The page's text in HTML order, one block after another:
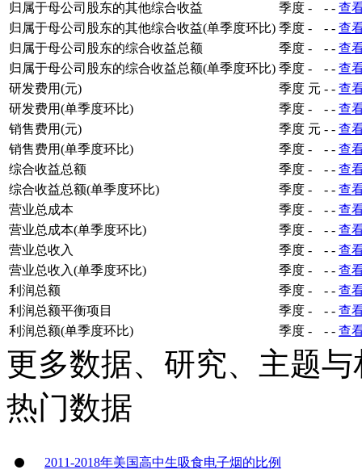
归属于母公司股东的其他综合收益 季度 - - - 查
归属于母公司股东的其他综合收益(单季度环比) 季度 - - - 查
归属于母公司股东的综合收益总额
季度 - - - 查
归属于母公司股东的综合收益总额(单季度环比) 季度 - - - 查
研发费用(元)
季度 元 - - 查
研发费用(单季度环比)
季度 - - - 查
销售费用(元)
季度 元 - - 查
销售费用(单季度环比)
季度 - - - 查
综合收益总额
季度 - - - 查
综合收益总额(单季度环比)
季度 - - - 查
营业总成本
季度 - - - 查
营业总成本(单季度环比)
季度 - - - 查
营业总收入
季度 - - - 查
营业总收入(单季度环比)
季度 - - - 查
利润总额
季度 - - - 查
利润总额平衡项目
季度 - - - 查
利润总额(单季度环比)
季度 - - - 查
更多数据、研究、主题
热门数据
2011-2018年美国高中生吸食电子烟的比例